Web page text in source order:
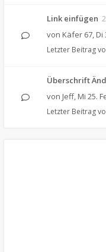
Link einfügen
von Käfer 67, Di
Letzter Beitrag
Überschrift
von Jeff, Mi 25.
Letzter Beitrag